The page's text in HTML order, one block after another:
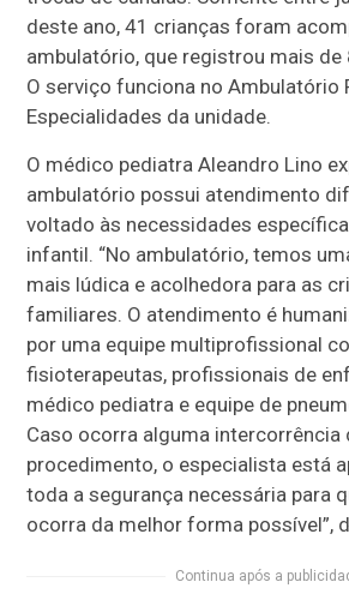
deste ano, 41 crianças foram
ambulatório, que registrou mais
O serviço funciona no Ambulatório
Especialidades da unidade.
O médico pediatra Aleandro Lino
ambulatório possui atendimento
voltado às necessidades
infantil. “No ambulatório, temos
mais lúdica e acolhedora para as
familiares. O atendimento é
por uma equipe multiprofissional
fisioterapeutas, profissionais de
médico pediatra e equipe de
Caso ocorra alguma intercorrência
procedimento, o especialista está
toda a segurança necessária para
ocorra da melhor forma possível”,
Continua após a